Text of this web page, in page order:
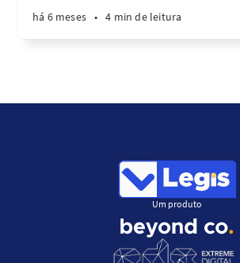
há 6 meses • 4 min de leitura
Um produto